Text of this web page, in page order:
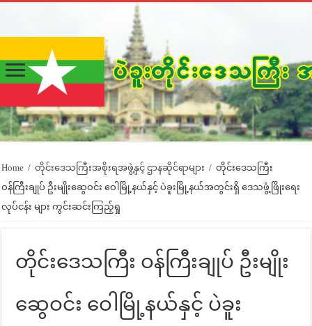
Home / တိုင်းဒေသကြီးအစိုးရအဖွဲ့နှင့် ဌာနဆိုင်ရာများ / တိုင်းဒေသကြီး
ဝန်ကြီးချုပ် ဦးမျိုးဆွေဝင်း ဝေါမြို့နယ်နှင့် ပဲခူးမြို့နယ်အတွင်းရှိ ဒေသဖွံ့ဖြိုးရေး
လုပ်ငန်း များ ကွင်းဆင်းကြည့်ရှု
တိုင်းဒေသကြီး ဝန်ကြီးချုပ် ဦးမျိုး
ဆွေဝင်း ဝေါမြို့နယ်နှင့် ပဲခူး